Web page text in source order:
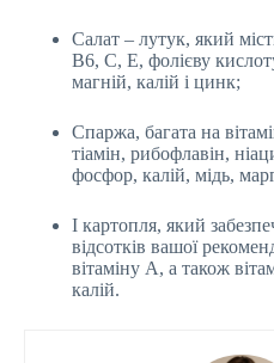
Салат – лутук, який
В6, С, Е, фолієву
магній, калій і цинк;
Спаржа, багата на
тіамін, рибофлавін,
фосфор, калій, мідь,
І картопля, який
відсотків вашої
вітаміну А, а також
калій.